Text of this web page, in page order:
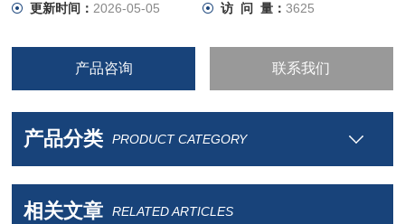
更新时间： 2026-05-05 访 问 量： 3625
产品咨询 联系我们
产品分类 PRODUCT CATEGORY
相关文章 RELATED ARTICLES